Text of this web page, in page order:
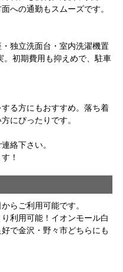
への通勤もスムーズです。
独立洗面台・室内洗濯機置
。初期費用も抑えめで、駐車
る方にもおすすめ。落ち着
にぴったりです。
絡下さい。
！
らご利用可能です。
利用可能！イオンモール白
で金沢・野々市どちらにも